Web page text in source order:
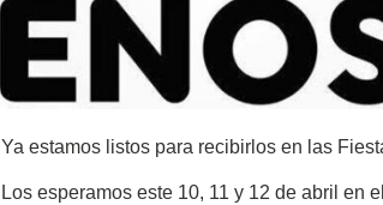
Ya estamos listos para recibirlos en las
Los esperamos este 10, 11 y 12 de abril en